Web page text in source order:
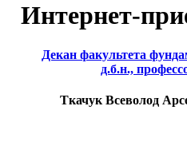
Интернет-
Декан факультета
д.б.н.,
Ткачук Всеволод